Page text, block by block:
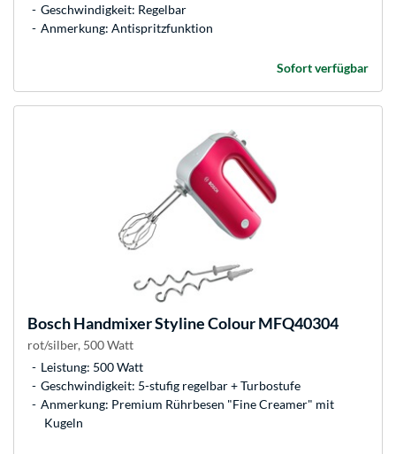
Geschwindigkeit: Regelbar
Anmerkung: Antispritzfunktion
Sofort verfügbar
BoschHandmixer Styline Colour MFQ40304
rot/silber, 500 Watt
Leistung: 500 Watt
Geschwindigkeit: 5-stufig regelbar + Turbostufe
Anmerkung: Premium Rührbesen "Fine Creamer" mit
Kugeln